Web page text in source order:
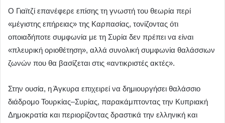
Ο Γιαϊτζί επανέφερε επίσης τη γνωστή του θεωρία περί
«μέγιστης επήρειας» της Καρπασίας, τονίζοντας ότι
οποιαδήποτε συμφωνία με τη Συρία δεν πρέπει να είναι
«πλευρική οριοθέτηση», αλλά συνολική συμφωνία θαλάσσιων
ζωνών που θα βασίζεται στις «αντικριστές ακτές».
Στην ουσία, η Άγκυρα επιχειρεί να δημιουργήσει θαλάσσιο
διάδρομο Τουρκίας–Συρίας, παρακάμπτοντας την Κυπριακή
Δημοκρατία και περιορίζοντας δραστικά την ελληνική και